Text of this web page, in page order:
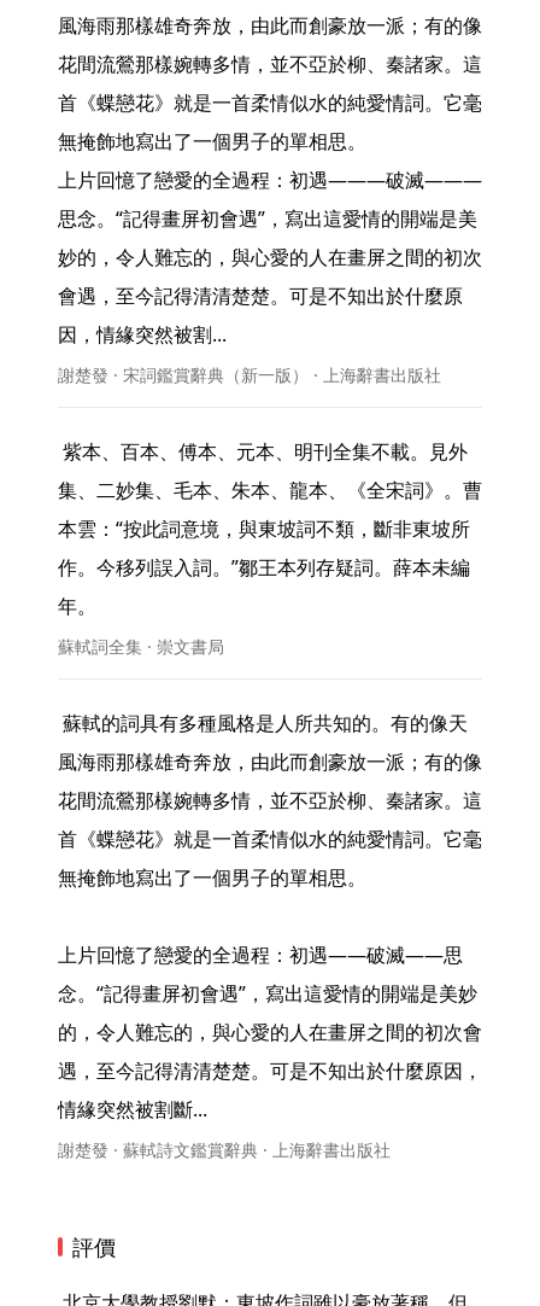
風海雨那樣雄奇奔放，由此而創豪放一派；有的像
花間流鶯那樣婉轉多情，並不亞於柳、秦諸家。這
首《蝶戀花》就是一首柔情似水的純愛情詞。它毫
無掩飾地寫出了一個男子的單相思。
上片回憶了戀愛的全過程：初遇———破滅———
思念。“記得畫屏初會遇”，寫出這愛情的開端是美
妙的，令人難忘的，與心愛的人在畫屏之間的初次
會遇，至今記得清清楚楚。可是不知出於什麼原
因，情緣突然被割...
謝楚發 · 宋詞鑑賞辭典（新一版） · 上海辭書出版社
集、二妙集、毛本、朱本、龍本、《全宋詞》。曹
本雲：“按此詞意境，與東坡詞不類，斷非東坡所
作。今移列誤入詞。”鄒王本列存疑詞。薛本未編
年。
蘇軾詞全集 · 崇文書局
風海雨那樣雄奇奔放，由此而創豪放一派；有的像
花間流鶯那樣婉轉多情，並不亞於柳、秦諸家。這
首《蝶戀花》就是一首柔情似水的純愛情詞。它毫
無掩飾地寫出了一個男子的單相思。
上片回憶了戀愛的全過程：初遇——破滅——思
念。“記得畫屏初會遇”，寫出這愛情的開端是美妙
的，令人難忘的，與心愛的人在畫屏之間的初次會
遇，至今記得清清楚楚。可是不知出於什麼原因，
情緣突然被割斷...
謝楚發 · 蘇軾詩文鑑賞辭典 · 上海辭書出版社
評價